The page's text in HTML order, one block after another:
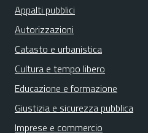
Appalti pubblici
Autorizzazioni
Catasto e urbanistica
Cultura e tempo libero
Educazione e formazione
Giustizia e sicurezza pubblica
Imprese e commercio